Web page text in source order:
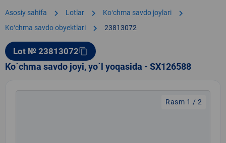
Asosiy sahifa chevron_right Lotlar chevron_right Koʻchma savdo joylari chevron_right
Koʻchma savdo obyektlari chevron_right 23813072
Lot № 23813072content_copy
Ko`chma savdo joyi, yo`l yoqasida - SX126588
Rasm 1 / 2